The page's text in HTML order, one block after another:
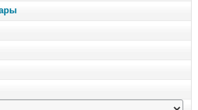
и акустика
котлы